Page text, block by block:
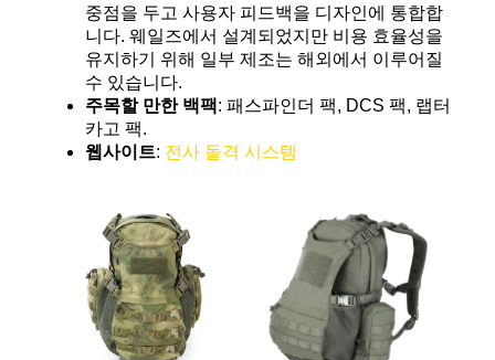
중점을 두고 사용자 피드백을 디자인에 통합합
니다. 웨일즈에서 설계되었지만 비용 효율성을
유지하기 위해 일부 제조는 해외에서 이루어질
수 있습니다.
주목할 만한 백팩: 패스파인더 팩, DCS 팩, 랩터
카고 팩.
웹사이트: 전사 돌격 시스템